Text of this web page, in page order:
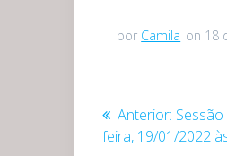
por Camila on 18
Anterior: Post
feira, 19/01/2022